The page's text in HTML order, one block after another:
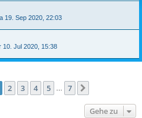
19. Sep 2020, 22:03
10. Jul 2020, 15:38
1von
2 3 4 5 7
Gehe zu